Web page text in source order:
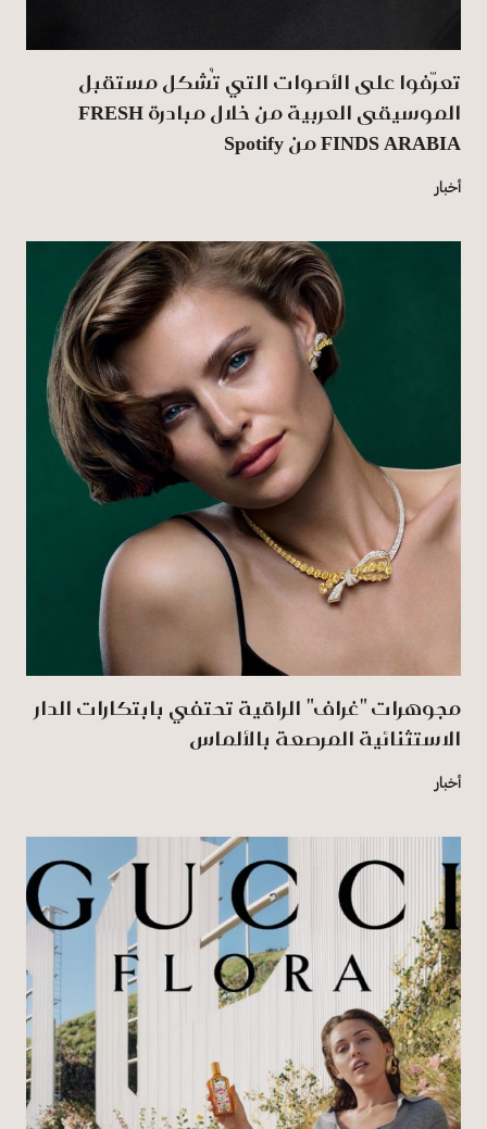
تعرّفوا على الأصوات التي تُشكل مستقبل
الموسيقى العربية من خلال مبادرة FRESH
FINDS ARABIA من Spotify
أخبار
مجوهرات "غراف" الراقية تحتفي بابتكارات الدار
الاستثنائية المرصعة بالألماس
أخبار